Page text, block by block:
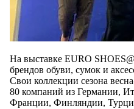
На выставке EURO
брендов обуви, сумок и
Свои коллекции сезона
80 компаний из Германии,
Франции, Финляндии,